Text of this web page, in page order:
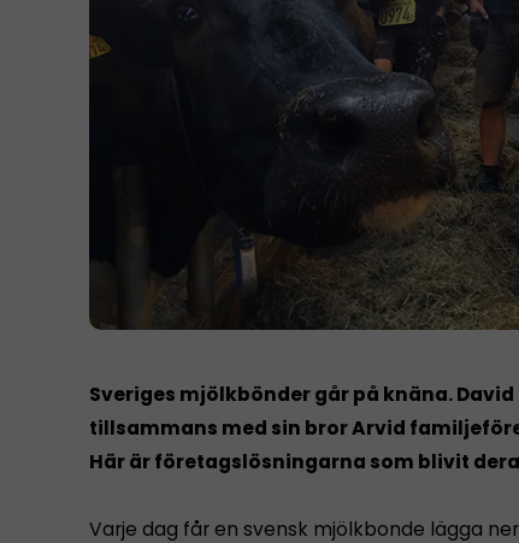
Sveriges mjölkbönder går på knäna.
tillsammans med sin bror Arvid
Här är företagslösningarna som blivit
Varje dag får en svensk mjölkbonde lägga